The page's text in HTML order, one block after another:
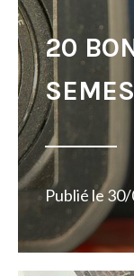
20
Publié le